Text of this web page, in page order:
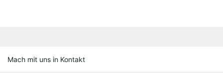
Mach mit uns in Kontakt